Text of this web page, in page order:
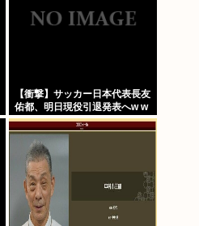
【衝撃】サッカー日本代表長友
佑都、明日現役引退発表へw w
w w w w w w w w w w w w ww
w w w